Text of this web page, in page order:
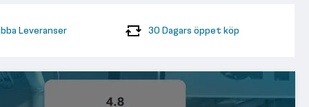
Leveranser 30 Dagars öppet köp